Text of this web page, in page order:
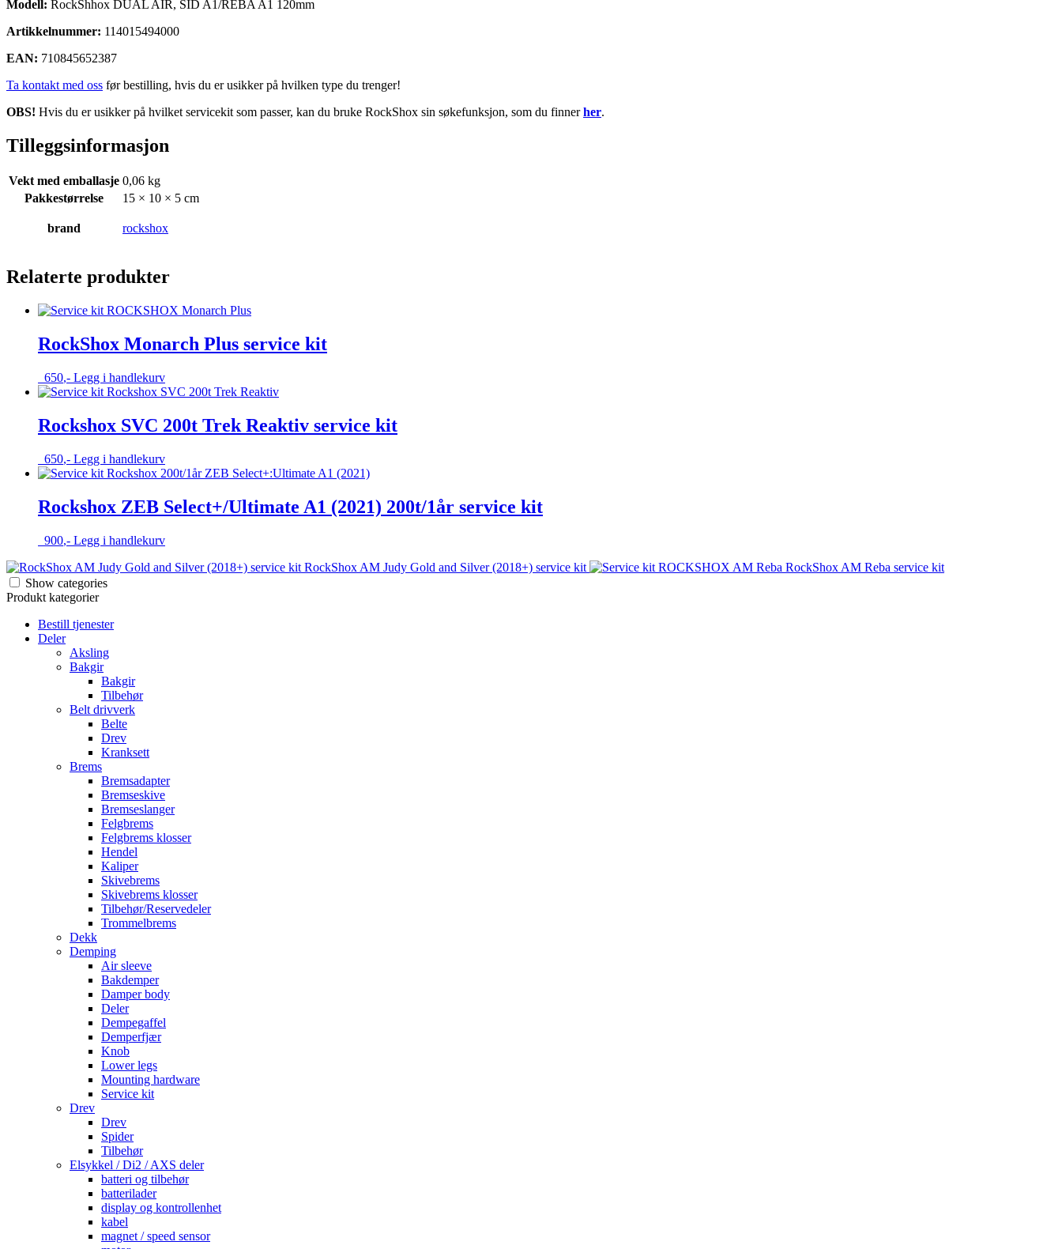
Modell: RockShhox DUAL AIR, SID A1/REBA A1 120mm
Artikkelnummer: 114015494000
EAN: 710845652387
Ta kontakt med oss før bestilling, hvis du er usikker på hvilken type du trenger!
OBS! Hvis du er usikker på hvilket servicekit som passer, kan du bruke RockShox sin søkefunksjon, som du finnerher.
Tilleggsinformasjon
Vekt med emballasje 0,06 kg
Pakkestørrelse
15 × 10 × 5 cm
brand rockshox
Relaterte produkter
RockShox Monarch Plus service kit
650,- Legg i handlekurv
Rockshox SVC 200t Trek Reaktiv service kit
650,- Legg i handlekurv
Rockshox ZEB Select+/Ultimate A1 (2021) 200t/1år service kit
900,- Legg i handlekurv
RockShox AM Judy Gold and Silver (2018+) service kit
RockShox AM Reba service kit
Show categories
Produkt kategorier
Bestill tjenester
Deler
Aksling
Bakgir
Bakgir
Tilbehør
Belt drivverk
Belte
Drev
Kranksett
Brems
Bremsadapter
Bremseskive
Bremseslanger
Felgbrems
Felgbrems klosser
Hendel
Kaliper
Skivebrems
Skivebrems klosser
Tilbehør/Reservedeler
Trommelbrems
Dekk
Demping
Air sleeve
Bakdemper
Damper body
Deler
Dempegaffel
Demperfjær
Knob
Lower legs
Mounting hardware
Service kit
Drev
Drev
Spider
Tilbehør
Elsykkel / Di2 / AXS deler
batteri og tilbehør
batterilader
display og kontrollenhet
kabel
magnet / speed sensor